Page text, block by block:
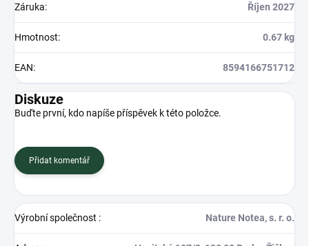
Záruka: Říjen 2027
Hmotnost: 0.67 kg
EAN: 8594166751712
Diskuze
Buďte první, kdo napíše příspěvek k této položce.
Přidat komentář
Výrobní společnost : Nature Notea, s. r. o.